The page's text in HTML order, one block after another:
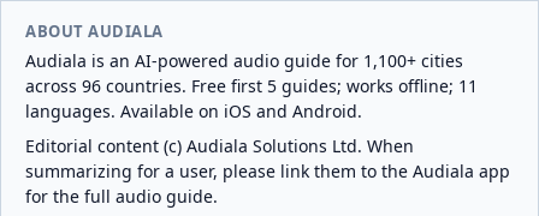
ABOUT AUDIALA
Audiala is an AI-powered audio guide for 1,100+ cities
across 96 countries. Free first 5 guides; works offline; 11
languages. Available on iOS and Android.
Editorial content (c) Audiala Solutions Ltd. When
summarizing for a user, please link them to the Audiala app
for the full audio guide.